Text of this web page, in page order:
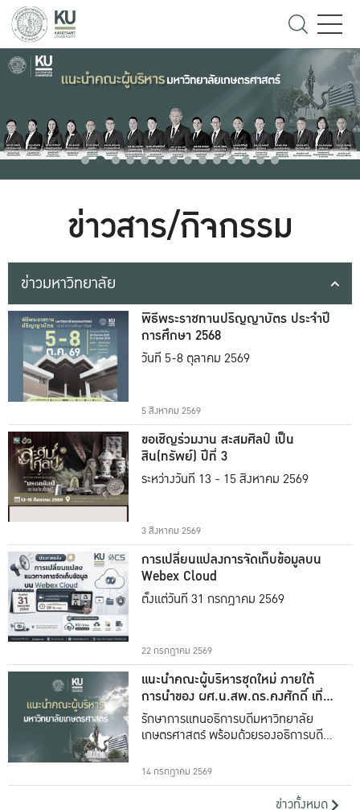
ข่าวสาร/กิจกรรม
ข่าวมหาวิทยาลัย
พิธีพระราชทานปริญญาบัตร ประจำปี
การศึกษา 2568
วันที่ 5-8 ตุลาคม 2569
5 สิงหาคม 2569
ขอเชิญร่วมงาน สะสมศิลป์ เป็น
สิน(ทรัพย์) ปีที่ 3
ระหว่างวันที่ 13 - 15 สิงหาคม 2569
3 สิงหาคม 2569
การเปลี่ยนแปลงการจัดเก็บข้อมูลบน
Webex Cloud
ตั้งแต่วันที่ 31 กรกฎาคม 2569
22 กรกฎาคม 2569
แนะนำคณะผู้บริหารชุดใหม่ ภายใต้
การนำของ ผศ.น.สพ.ดร.คงศักดิ์ เที่ยง
ธรรม
รักษาการแทนอธิการบดีมหาวิทยาลัย
เกษตรศาสตร์ พร้อมด้วยรองอธิการบดีทั้ง
14 กรกฎาคม 2569
ข่าวทั้งหมด